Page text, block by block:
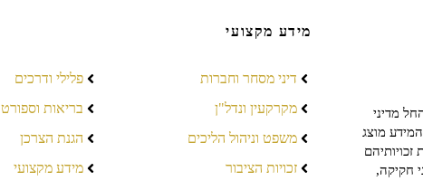
מדיני
מוצג
חקיקה,
מידע מקצועי
דיני מסחר וחברות
מקרקעין ונדל"ן
משפט וניהול הליכים
זכויות הציבור
פלילי ודרכים
בריאות וספורט
הגנת הצרכן
מידע מקצועי